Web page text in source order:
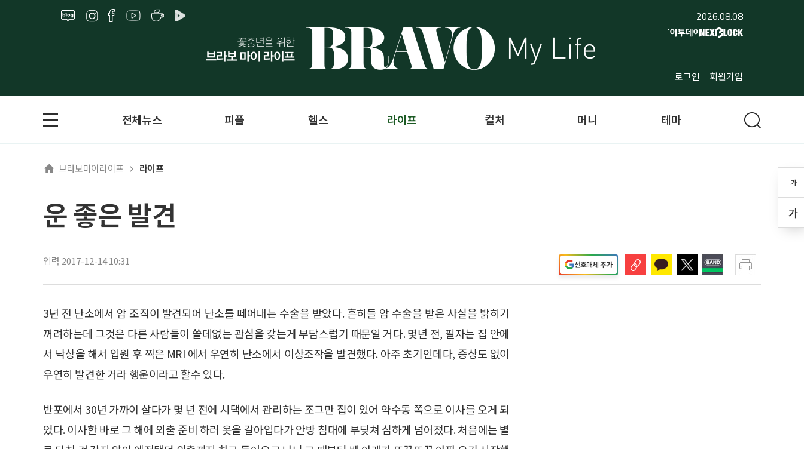
2026.08.08
로그인 회원가입
가
가
전체뉴스 피플 헬스 라이프 컬처 머니 테마
브라보마이라이프 라이프
운 좋은 발견
입력 2017-12-14 10:31 선호매체 추가
3년 전 난소에서 암 조직이 발견되어 난소를 떼어내는 수술을 받았다. 흔히들 암 수술을 받은 사실을 밝히기
꺼려하는데 그것은 다른 사람들이 쓸데없는 관심을 갖는게 부담스럽기 때문일 거다. 몇년 전, 필자는 집 안에
서 낙상을 해서 입원 후 찍은 MRI 에서 우연히 난소에서 이상조작을 발견했다. 아주 초기인데다, 증상도 없이
우연히 발견한 거라 행운이라고 할수 있다.
반포에서 30년 가까이 살다가 몇 년 전에 시댁에서 관리하는 조그만 집이 있어 약수동 쪽으로 이사를 오게 되
었다. 이사한 바로 그 해에 외출 준비 하러 옷을 갈아입다가 안방 침대에 부딪쳐 심하게 넘어졌다. 처음에는 별